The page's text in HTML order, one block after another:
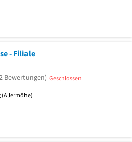
- Filiale
5 Sternen
Bewertungen) Geschlossen
(Allermöhe)